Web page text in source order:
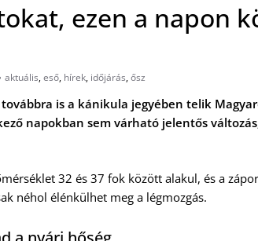
ezen a napon
aktuális,eső, hírek, időjárás,ősz
is a kánikula jegyében telik
napokban sem várható jelentős
32 és 37 fok között alakul, és a
néhol élénkülhet meg a légmozgás.